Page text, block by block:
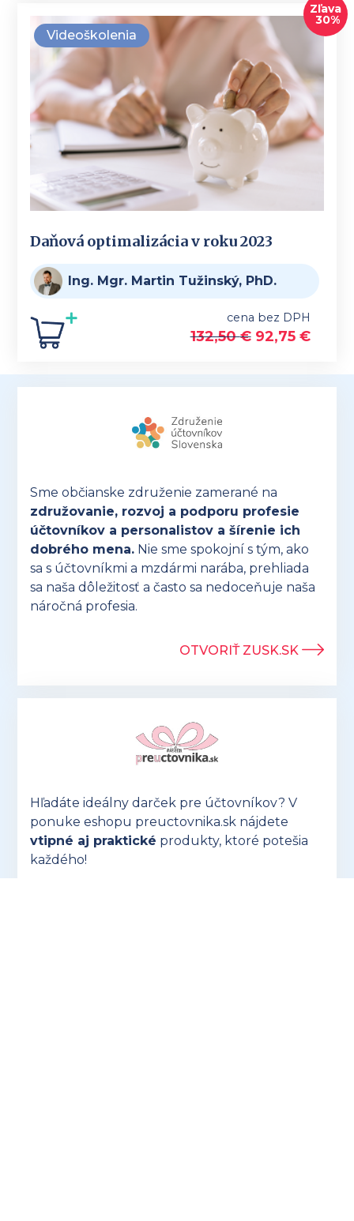
Videoškolenia
Zľava
30%
Daňová optimalizácia v roku 2023
Ing. Mgr. Martin Tužinský, PhD.
cena bez DPH
132,50€ 92,75 €
Sme občianske združenie zamerané na
združovanie, rozvoj a podporu profesie
účtovníkov a personalistov a šírenie ich
dobrého mena. Nie sme spokojní s tým, ako
sa s účtovníkmi a mzdármi narába, prehliada
sa naša dôležitosť a často sa nedoceňuje naša
náročná profesia.
OTVORIŤ ZUSK.SK
Hľadáte ideálny darček pre účtovníkov? V
ponuke eshopu preuctovnika.sk nájdete
vtipné aj praktické produkty, ktoré potešia
každého!